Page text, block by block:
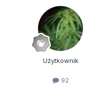
Użytkownik
92